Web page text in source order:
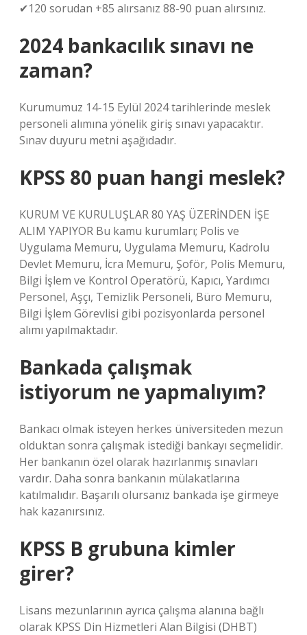
✔120 sorudan +85 alırsanız 88-90 puan alırsınız.
2024 bankacılık sınavı ne
zaman?
Kurumumuz 14-15 Eylül 2024 tarihlerinde meslek
personeli alımına yönelik giriş sınavı yapacaktır.
Sınav duyuru metni aşağıdadır.
KPSS 80 puan hangi meslek?
KURUM VE KURULUŞLAR 80 YAŞ ÜZERİNDEN İŞE
ALIM YAPIYOR Bu kamu kurumları; Polis ve
Uygulama Memuru, Uygulama Memuru, Kadrolu
Devlet Memuru, İcra Memuru, Şoför, Polis Memuru,
Bilgi İşlem ve Kontrol Operatörü, Kapıcı, Yardımcı
Personel, Aşçı, Temizlik Personeli, Büro Memuru,
Bilgi İşlem Görevlisi gibi pozisyonlarda personel
alımı yapılmaktadır.
Bankada çalışmak
istiyorum ne yapmalıyım?
Bankacı olmak isteyen herkes üniversiteden mezun
olduktan sonra çalışmak istediği bankayı seçmelidir.
Her bankanın özel olarak hazırlanmış sınavları
vardır. Daha sonra bankanın mülakatlarına
katılmalıdır. Başarılı olursanız bankada işe girmeye
hak kazanırsınız.
KPSS B grubuna kimler
girer?
Lisans mezunlarının ayrıca çalışma alanına bağlı
olarak KPSS Din Hizmetleri Alan Bilgisi (DHBT)